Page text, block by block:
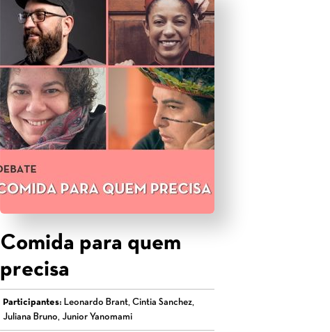
Comida para quem
precisa
Participantes: Leonardo Brant, Cintia Sanchez,
Juliana Bruno, Junior Yanomami